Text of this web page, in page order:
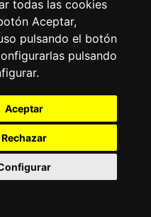
todas las cookies
Aceptar,
pulsando el botón
pulsando
Aceptar
Rechazar
de
de
de
pagos y
estos
a